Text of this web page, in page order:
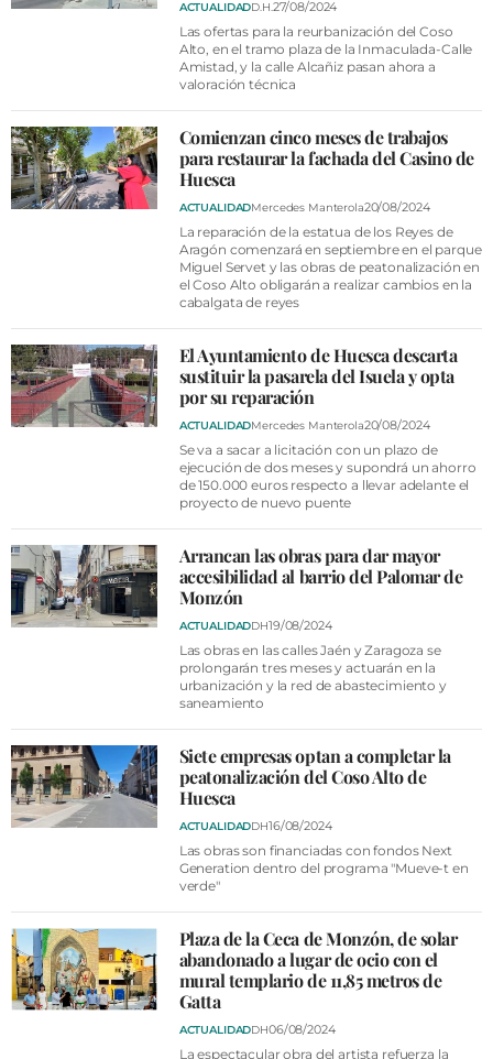
ACTUALIDADD.H. 27/08/2024
Las ofertas para la reurbanización del Coso
Alto, en el tramo plaza de la Inmaculada-Calle
Amistad, y la calle Alcañiz pasan ahora a
valoración técnica
Comienzan cinco meses de trabajos
para restaurar la fachada del Casino de
Huesca
ACTUALIDADMercedes Manterola20/08/2024
La reparación de la estatua de los Reyes de
Aragón comenzará en septiembre en el parque
Miguel Servet y las obras de peatonalización en
el Coso Alto obligarán a realizar cambios en la
cabalgata de reyes
El Ayuntamiento de Huesca descarta
sustituir la pasarela del Isuela y opta
por su reparación
ACTUALIDADMercedes Manterola20/08/2024
Se va a sacar a licitación con un plazo de
ejecución de dos meses y supondrá un ahorro
de 150.000 euros respecto a llevar adelante el
proyecto de nuevo puente
Arrancan las obras para dar mayor
accesibilidad al barrio del Palomar de
Monzón
ACTUALIDADDH19/08/2024
Las obras en las calles Jaén y Zaragoza se
prolongarán tres meses y actuarán en la
urbanización y la red de abastecimiento y
saneamiento
Siete empresas optan a completar la
peatonalización del Coso Alto de
Huesca
ACTUALIDADDH16/08/2024
Las obras son financiadas con fondos Next
Generation dentro del programa "Mueve-t en
verde"
Plaza de la Ceca de Monzón, de solar
abandonado a lugar de ocio con el
mural templario de 11,85 metros de
Gatta
ACTUALIDADDH06/08/2024
La espectacular obra del artista refuerza la